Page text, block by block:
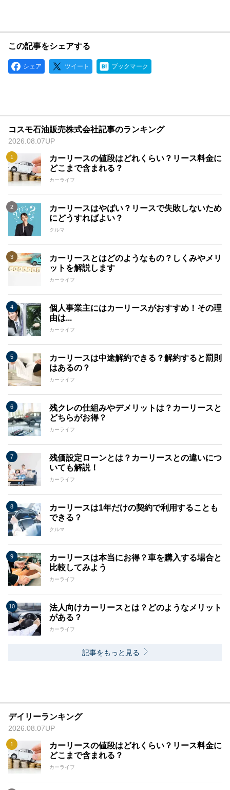
この記事をシェアする
シェア ツイート ブックマーク
コスモ石油販売株式会社記事のランキング
2026.08.07UP
カーリースの値段はどれくらい？リース料金に
どこまで含まれる？
カーライフ
カーリースはやばい？リースで失敗しないため
にどうすればよい？
クルマ
カーリースとはどのようなもの？しくみやメリ
ットを解説します
カーライフ
個人事業主にはカーリースがおすすめ！その理
由は...
カーライフ
カーリースは中途解約できる？解約すると罰則
はあるの？
カーライフ
残クレの仕組みやデメリットは？カーリースと
どちらがお得？
カーライフ
残価設定ローンとは？カーリースとの違いにつ
いても解説！
カーライフ
カーリースは1年だけの契約で利用することも
できる？
クルマ
カーリースは本当にお得？車を購入する場合と
比較してみよう
カーライフ
法人向けカーリースとは？どのようなメリット
がある？
カーライフ
記事をもっと見る
デイリーランキング
2026.08.07UP
カーリースの値段はどれくらい？リース料金に
どこまで含まれる？
カーライフ